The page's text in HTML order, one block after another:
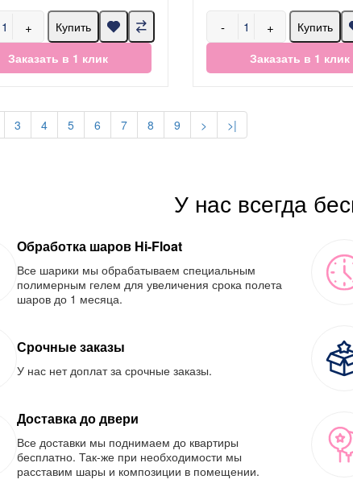
+
Купить
Заказать в 1 клик
- +
Купить
Заказать в 1 клик
3 4 5 6 7 8 9 > >|
У нас всегда
Обработка шаров Hi-Float
Все шарики мы обрабатываем специальным
полимерным гелем для увеличения срока полета
шаров до 1 месяца.
Срочные заказы
У нас нет доплат за срочные заказы.
Доставка до двери
Все доставки мы поднимаем до квартиры
бесплатно. Так-же при необходимости мы
расставим шары и композиции в помещении.